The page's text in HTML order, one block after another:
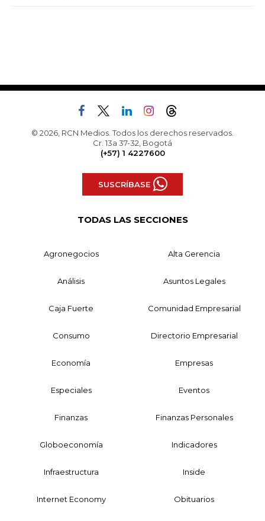
© 2026, RCN Medios. Todos los derechos reservados.
Cr. 13a 37-32, Bogotá
(+57) 1 4227600
SUSCRÍBASE
TODAS LAS SECCIONES
Agronegocios Alta Gerencia
Análisis Asuntos Legales
Caja Fuerte Comunidad Empresarial
Consumo Directorio Empresarial
Economía Empresas
Especiales Eventos
Finanzas Finanzas Personales
Globoeconomía Indicadores
Infraestructura Inside
Internet Economy Obituarios